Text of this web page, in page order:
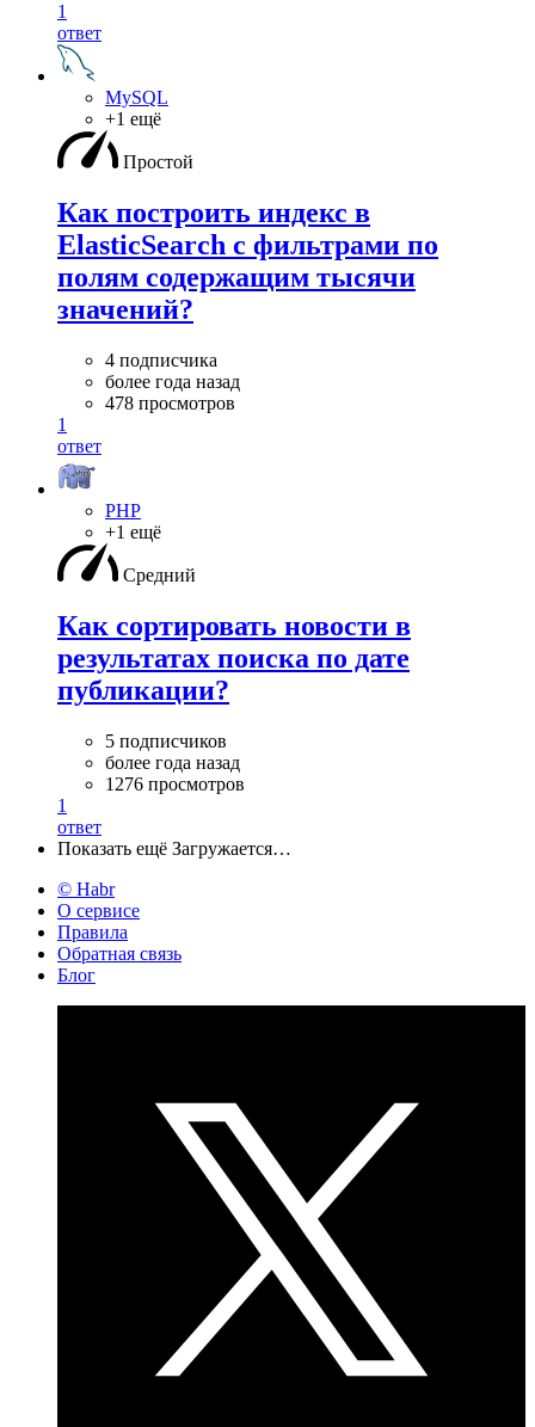
1
ответ
MySQL
+1 ещё
Простой
Как построить индекс в
ElasticSearch с фильтрами по
полям содержащим тысячи
значений?
4 подписчика
более года назад
478 просмотров
1
ответ
PHP
+1 ещё
Средний
Как сортировать новости в
результатах поиска по дате
публикации?
5 подписчиков
более года назад
1276 просмотров
1
ответ
Показать ещё Загружается…
© Habr
О сервисе
Правила
Обратная связь
Блог